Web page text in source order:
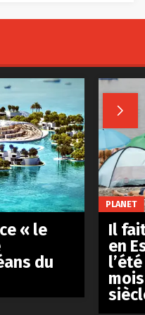

« le
du
PLANET
Il
en